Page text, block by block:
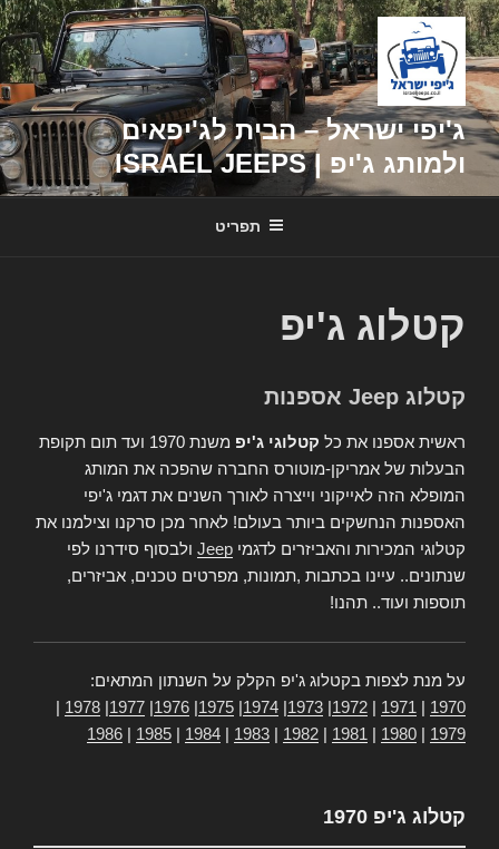
דילוג
לתוכן
ג'יפי ישראל – הבית לג'יפאים
ולמותג ג'יפ | ISRAEL JEEPS
תפריט
קטלוג ג'יפ
קטלוג Jeep אספנות
ראשית אספנו את כל קטלוגי ג'יפ
משנת 1970 ועד תום תקופת
הבעלות של אמריקן-מוטורס החברה שהפכה את המותג
המופלא הזה לאייקוני וייצרה לאורך השנים את דגמי ג'יפי
האספנות הנחשקים ביותר בעולם! לאחר מכן סרקנו וצילמנו את
קטלוגי המכירות והאביזרים לדגמי Jeep ולבסוף סידרנו לפי
שנתונים.. עיינו בכתבות ,תמונות, מפרטים טכנים, אביזרים,
תוספות ועוד.. תהנו!
על מנת לצפות בקטלוג ג'יפ הקלק על השנתון המתאים:
1970
1971
1972
1973
1974
1975
1976
1977
1978
1979
1980
1981
1982
1983
1984
1985
1986
קטלוג ג'יפ 1970